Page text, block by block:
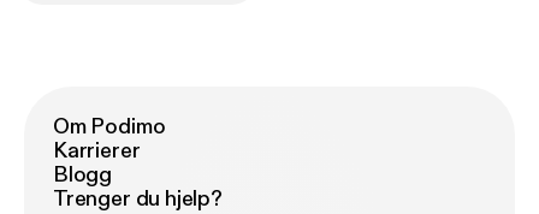
Om Podimo
Karrierer
Blogg
Trenger du hjelp?